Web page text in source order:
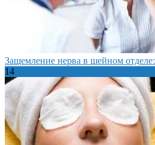
Защемление нерва в шейном
14